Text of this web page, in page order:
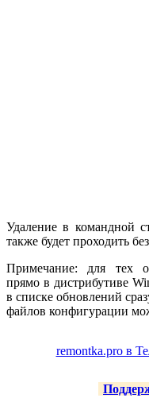
Удаление в командной
также будет проходить
Примечание: для тех
прямо в дистрибутиве
в списке обновлений
файлов конфигурации
remontka.pro в